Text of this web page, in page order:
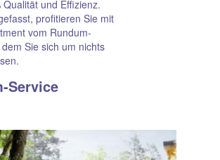
Qualität und Effizienz.
profitieren Sie mit
vom Rundum-
Sie sich um nichts
Service